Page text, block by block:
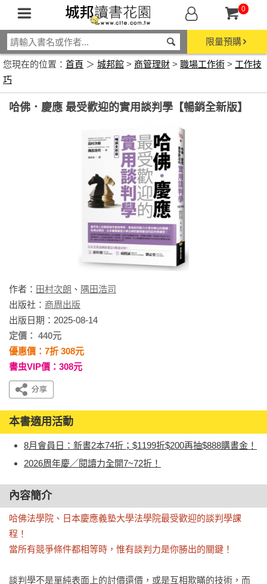
0
限量預購
您現在的位置： 首頁 ＞ 城邦館 > 商管理財 > 職場工作術 > 工作技
巧
哈佛．慶應 最受歡迎的實用談判學【暢銷全新版】
作者： 田村次朗 、 隅田浩司
出版社： 商周出版
出版日期：2025-08-14
定價： 440元
優惠價：7折 308元
書虫VIP價：308元
本書適用活動
8月會員日：新書2本74折；$1199折$200再抽$888購書金！
2026周年慶／閱讀力全開7~72折！
內容簡介
哈佛法學院、日本慶應義塾大學法學院最受歡迎的談判學課
程！
當所有競爭條件都相等時，惟有談判力是你勝出的關鍵！
談判學不是單純表面上的討價還價，或是互相欺瞞的技術，而